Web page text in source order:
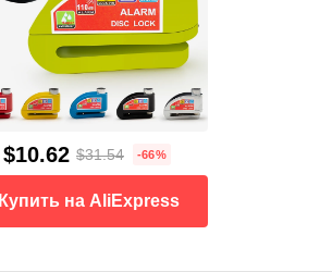
$10.62 $31.54 -66%
Купить на AliExpress